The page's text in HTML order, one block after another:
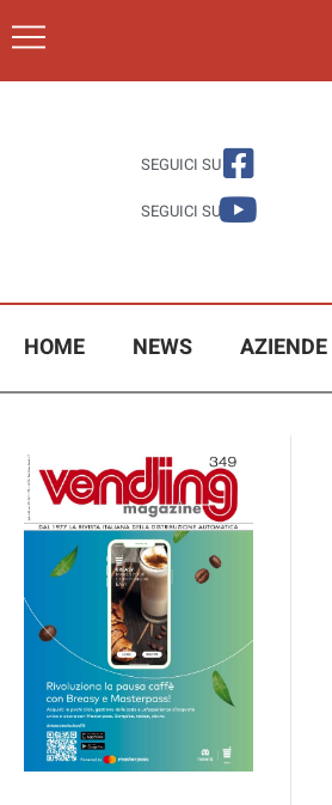
SEGUICI SU
SEGUICI SU
HOME NEWS AZIENDE